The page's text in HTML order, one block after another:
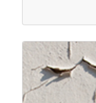
vast te